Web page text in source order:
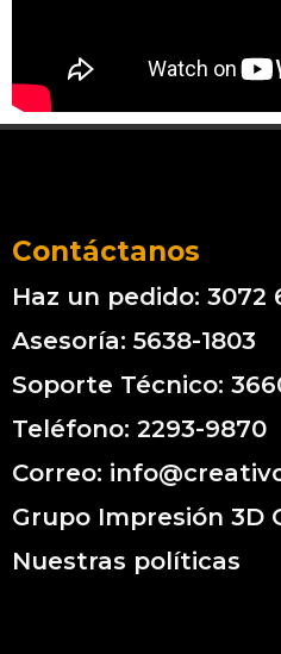
Contáctanos
Haz un pedido: 3072
Asesoría: 5638-1803
Soporte Técnico:
Teléfono: 2293-9870
Correo:
Grupo Impresión 3D
Nuestras políticas